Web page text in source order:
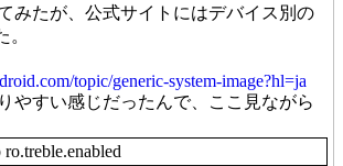
みたが、公式サイトにはデバイス別の
topic/generic-system-image?hl=ja
やすい感じだったんで、ここ見ながら